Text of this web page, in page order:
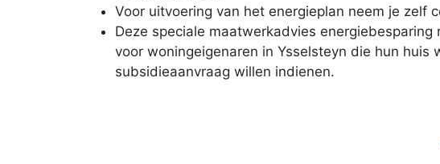
Voor uitvoering van het energieplan neem je zelf
Deze speciale maatwerkadvies
voor woningeigenaren in Ysselsteyn die hun huis
subsidieaanvraag willen indienen.